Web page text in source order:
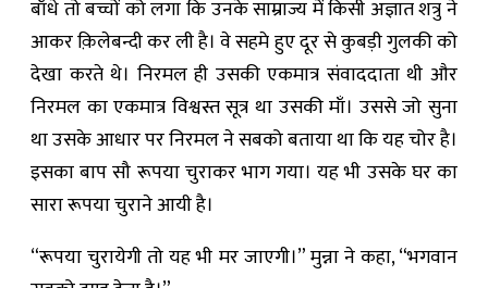
बाँधे तो बच्चों को लगा कि उनके साम्राज्य में किसी अज्ञात शत्रु ने
आकर क़िलेबन्दी कर ली है। वे सहमे हुए दूर से कुबड़ी गुलकी को
देखा करते थे। निरमल ही उसकी एकमात्र संवाददाता थी और
निरमल का एकमात्र विश्वस्त सूत्र था उसकी माँ। उससे जो सुना
था उसके आधार पर निरमल ने सबको बताया था कि यह चोर है।
इसका बाप सौ रूपया चुराकर भाग गया। यह भी उसके घर का
सारा रूपया चुराने आयी है।
“रूपया चुरायेगी तो यह भी मर जाएगी।” मुन्ना ने कहा, “भगवान